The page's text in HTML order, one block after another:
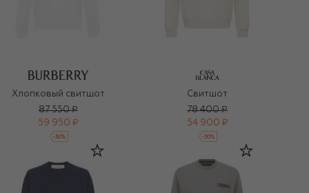
Хлопковый свитшот
87 550 ₽
59 950 ₽
-30%
Свитшот
78 400 ₽
54 900 ₽
-30%